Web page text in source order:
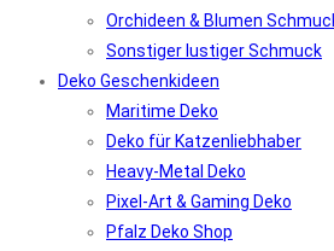
Orchideen & Blumen
Sonstiger lustiger Schmuck
Deko Geschenkideen
Maritime Deko
Deko für Katzenliebhaber
Heavy-Metal Deko
Pixel-Art & Gaming Deko
Pfalz Deko Shop